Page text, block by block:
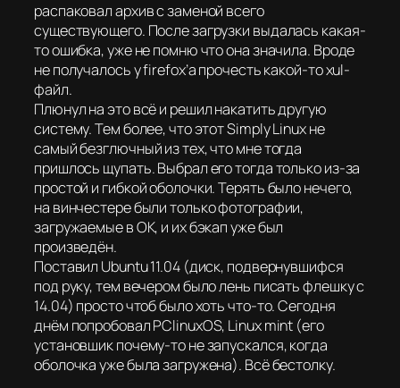
распаковал архив с заменой всего
существующего. После загрузки выдалась какая-
то ошибка, уже не помню что она значила. Вроде
не получалось у firefox’a прочесть какой-то xul-
файл.
Плюнул на это всё и решил накатить другую
систему. Тем более, что этот Simply Linux не
самый безглючный из тех, что мне тогда
пришлось щупать. Выбрал его тогда только из-за
простой и гибкой оболочки. Терять было нечего,
на винчестере были только фотографии,
загружаемые в ОК, и их бэкап уже был
произведён.
Поставил Ubuntu 11.04 (диск, подвернувшифся
под руку, тем вечером было лень писать флешку с
14.04) просто чтоб было хоть что-то. Сегодня
днём попробовал PClinuxOS, Linux mint (его
установшик почему-то не запускался, когда
оболочка уже была загружена). Всё бестолку.